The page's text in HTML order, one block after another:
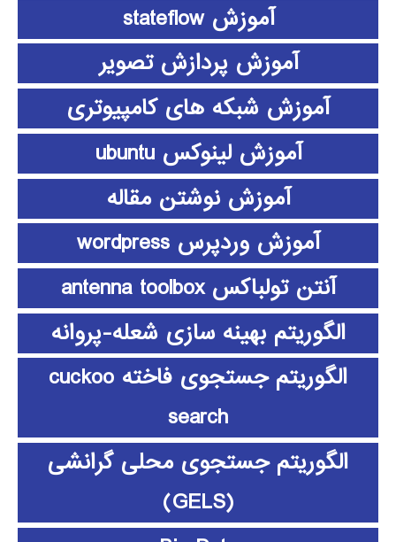
آموزش stateflow
آموزش پردازش تصویر
آموزش شبکه های کامپیوتری
آموزش لینوکس ubuntu
آموزش نوشتن مقاله
آموزش وردپرس wordpress
آنتن تولباکس antenna toolbox
الگوریتم بهینه سازی شعله-پروانه
الگوریتم جستجوی فاخته cuckoo
search
الگوریتم جستجوی محلی گرانشی
(GELS)